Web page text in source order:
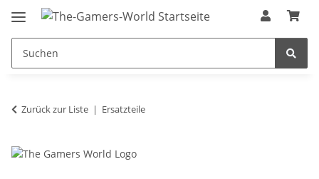
Zurück zur Liste Ersatzteile